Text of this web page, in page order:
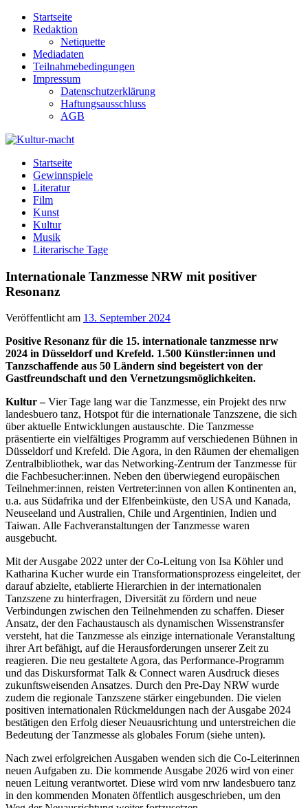
Zum
Inhalt
Startseite
Redaktion
Netiquette
Mediadaten
Teilnahmebedingungen
Impressum
Datenschutzerklärung
Haftungsausschluss
AGB
Kultur-macht
Magazin für Kunst, Literatur, Kultur, Film & Musik
Startseite
Gewinnspiele
Literatur
Film
Kunst
Kultur
Musik
Literarische Tage
Internationale Tanzmesse NRW mit positiver
Resonanz
Veröffentlicht am 13. September 2024
Positive Resonanz für die 15. internationale tanzmesse nrw
2024 in Düsseldorf und Krefeld. 1.500 Künstler:innen und
Tanzschaffende aus 50 Ländern sind begeistert von der
Gastfreundschaft und den Vernetzungsmöglichkeiten.
Kultur –Vier Tage lang war die Tanzmesse, ein Projekt des nrw
landesbuero tanz, Hotspot für die internationale Tanzszene, die sich
über aktuelle Entwicklungen austauschte. Die Tanzmesse
präsentierte ein vielfältiges Programm auf verschiedenen Bühnen in
Düsseldorf und Krefeld. Die Agora, in den Räumen der ehemaligen
Zentralbibliothek, war das Networking-Zentrum der Tanzmesse für
die Fachbesucher:innen. Neben den überwiegend europäischen
Teilnehmer:innen, reisten Vertreter:innen von allen Kontinenten an,
u.a. aus Südafrika und der Elfenbeinküste, den USA und Kanada,
Neuseeland und Australien, Chile und Argentinien, Indien und
Taiwan. Alle Fachveranstaltungen der Tanzmesse waren
ausgebucht.
Mit der Ausgabe 2022 unter der Co-Leitung von Isa Köhler und
Katharina Kucher wurde ein Transformationsprozess eingeleitet, der
darauf abzielte, etablierte Hierarchien in der internationalen
Tanzszene zu hinterfragen, Diversität zu fördern und neue
Verbindungen zwischen den Teilnehmenden zu schaffen. Dieser
Ansatz, der den Fachaustausch als dynamischen Wissenstransfer
versteht, hat die Tanzmesse als einzige internationale Veranstaltung
ihrer Art befähigt, auf die Herausforderungen unserer Zeit zu
reagieren. Die neu gestaltete Agora, das Performance-Programm
und das Diskursformat Talk & Connect waren Ausdruck dieses
zukunftsweisenden Ansatzes. Durch den Pre-Day NRW wurde
zudem die regionale Tanzszene stärker eingebunden. Die vielen
positiven internationalen Rückmeldungen nach der Ausgabe 2024
bestätigen den Erfolg dieser Neuausrichtung und unterstreichen die
Bedeutung der Tanzmesse als globales Forum (siehe unten).
Nach zwei erfolgreichen Ausgaben wenden sich die Co-Leiterinnen
neuen Aufgaben zu. Die kommende Ausgabe 2026 wird von einer
neuen Leitung verantwortet. Diese wird vom nrw landesbuero tanz
in den kommenden Monaten öffentlich ausgeschrieben, um den